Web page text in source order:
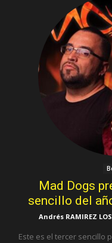
Mad Dogs
sencillo del
Andrés RAMIREZ
Este es el tercer sencillo